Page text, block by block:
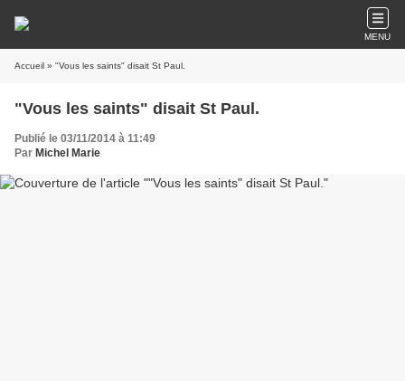
MENU
Accueil » "Vous les saints" disait St Paul.
"Vous les saints" disait St Paul.
Publié le 03/11/2014 à 11:49
Par Michel Marie